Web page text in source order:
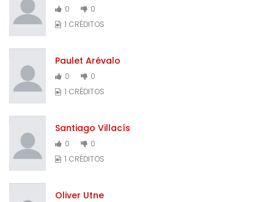
0
0
1 CRÉDITOS
Paulet Arévalo
0
0
1 CRÉDITOS
Santiago Villacís
0
0
1 CRÉDITOS
Oliver Utne